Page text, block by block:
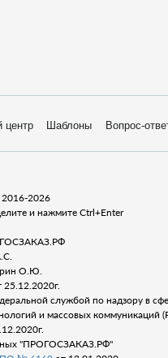
центр Шаблоны Вопрос-
2026
и нажмите Ctrl+Enter
О.Ю.
службой по надзору в
и массовых коммуникаций
"ПРОГОСЗАКАЗ.РФ"